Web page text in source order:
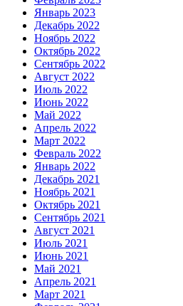
Январь 2023
Декабрь 2022
Ноябрь 2022
Октябрь 2022
Сентябрь 2022
Август 2022
Июль 2022
Июнь 2022
Май 2022
Апрель 2022
Март 2022
Февраль 2022
Январь 2022
Декабрь 2021
Ноябрь 2021
Октябрь 2021
Сентябрь 2021
Август 2021
Июль 2021
Июнь 2021
Май 2021
Апрель 2021
Март 2021